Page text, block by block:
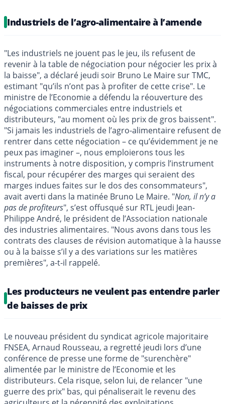
Industriels de l’agro-alimentaire à l’amende
"Les industriels ne jouent pas le jeu, ils refusent de
revenir à la table de négociation pour négocier les prix à
la baisse", a déclaré jeudi soir Bruno Le Maire sur TMC,
estimant "qu’ils n’ont pas à profiter de cette crise". Le
ministre de l’Economie a défendu la réouverture des
négociations commerciales entre industriels et
distributeurs, "au moment où les prix de gros baissent".
"Si jamais les industriels de l’agro-alimentaire refusent de
rentrer dans cette négociation – ce qu’évidemment je ne
peux pas imaginer –, nous emploierons tous les
instruments à notre disposition, y compris l’instrument
fiscal, pour récupérer des marges qui seraient des
marges indues faites sur le dos des consommateurs",
avait averti dans la matinée Bruno Le Maire. "Non, il n’y a
pas de profiteurs", s’est offusqué sur RTL jeudi Jean-
Philippe André, le président de l’Association nationale
des industries alimentaires. "Nous avons dans tous les
contrats des clauses de révision automatique à la hausse
ou à la baisse s’il y a des variations sur les matières
premières", a-t-il rappelé.
Les producteurs ne veulent pas entendre parler
de baisses de prix
Le nouveau président du syndicat agricole majoritaire
FNSEA, Arnaud Rousseau, a regretté jeudi lors d’une
conférence de presse une forme de "surenchère"
alimentée par le ministre de l’Economie et les
distributeurs. Cela risque, selon lui, de relancer "une
guerre des prix" bas, qui pénaliserait le revenu des